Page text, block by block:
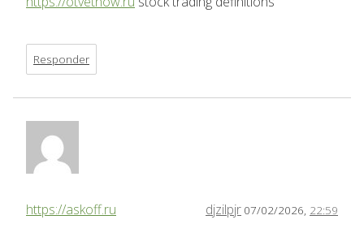
Responder
djzilpjr 07/02/2026, 22:59
https://askoff.ru